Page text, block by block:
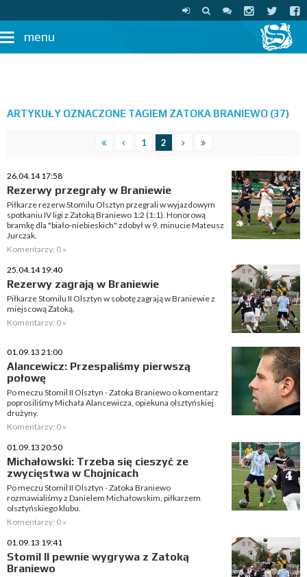
menu
ARTYKUŁY OZNACZONE TAGIEM ZATOKA BRANIEWO (37)
1 2
26.04.14 17:58
Rezerwy przegrały w Braniewie
Piłkarze rezerw Stomilu Olsztyn przegrali w wyjazdowym
spotkaniu IV ligi z Zatoką Braniewo 1:2 (1:1). Honorową
bramkę dla "biało-niebieskich" zdobył w 9. minucie Mateusz
Jurczak.
Komentarzy: 0 »
25.04.14 19:40
Rezerwy zagrają w Braniewie
Piłkarze Stomilu II Olsztyn w sobotę zagrają w Braniewie z
miejscową Zatoką.
Komentarzy: 0 »
01.09.13 21:00
Alancewicz: Przespaliśmy pierwszą
połowę
Po meczu Stomil II Olsztyn - Zatoka Braniewo o komentarz
poprosiliśmy Michała Alancewicza, opiekuna olsztyńskiej
drużyny.
Komentarzy: 0 »
01.09.13 20:50
Michałowski: Trzeba się cieszyć ze
zwycięstwa w Chojnicach
Po meczu Stomil II Olsztyn - Zatoka Braniewo
rozmawialiśmy z Danielem Michałowskim, piłkarzem
olsztyńskiego klubu.
Komentarzy: 0 »
01.09.13 19:41
Stomil II pewnie wygrywa z Zatoką
Braniewo